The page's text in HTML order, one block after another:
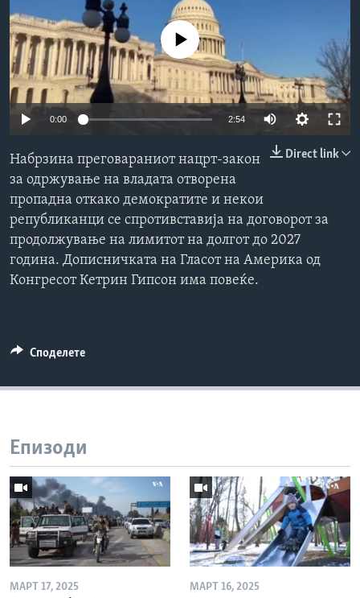
ИНТЕРВЈУА
Јазици
No media source currently available
0:00 2:54
Direct link
Набрзина преговараниот нацрт-закон
за одржување на владата отворена
пропадна откако демократите и некои
републиканци се спротивставија на договорот за
продолжување на лимитот на долгот до 2027
година. Дописничката на Гласот на Америка од
Конгресот Кетрин Гипсон има повеќе.
Споделете
Епизоди
МАРТ 17, 2025 МАРТ 16, 2025